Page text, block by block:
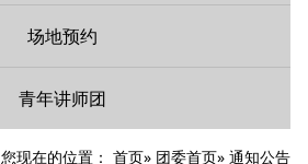
场地预约
青年讲师团
您现在的位置： 首页» 团委首页» 通知公告